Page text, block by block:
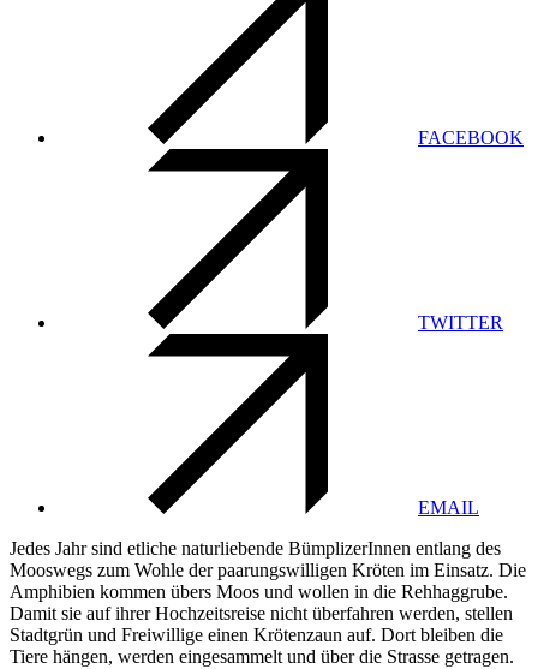
FACEBOOK
TWITTER
EMAIL
Jedes Jahr sind etliche naturliebende BümplizerInnen entlang des
Mooswegs zum Wohle der paarungswilligen Kröten im Einsatz. Die
Amphibien kommen übers Moos und wollen in die Rehhaggrube.
Damit sie auf ihrer Hochzeitsreise nicht überfahren werden, stellen
Stadtgrün und Freiwillige einen Krötenzaun auf. Dort bleiben die
Tiere hängen, werden eingesammelt und über die Strasse getragen.